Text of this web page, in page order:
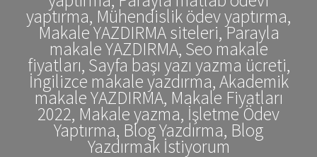
yaptırma, Mühendislik ödev yaptırma,
Makale YAZDIRMA siteleri, Parayla
makale YAZDIRMA, Seo makale
fiyatları, Sayfa başı yazı yazma ücreti,
İngilizce makale yazdırma, Akademik
makale YAZDIRMA, Makale Fiyatları
2022, Makale yazma, İşletme Ödev
Yaptırma, Blog Yazdırma, Blog
Yazdırmak İstiyorum